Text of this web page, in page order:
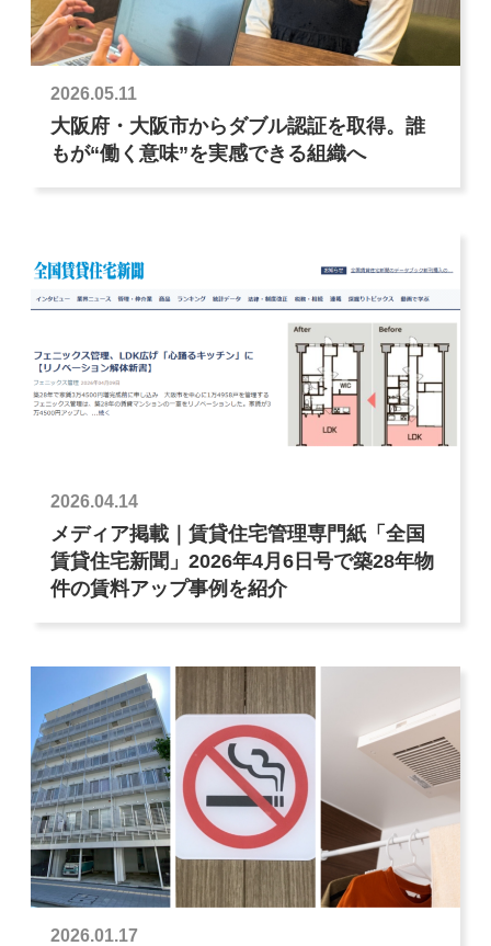
2026.05.11
大阪府・大阪市からダブル認証を取得。誰
もが“働く意味”を実感できる組織へ
2026.04.14
メディア掲載｜賃貸住宅管理専門紙「全国
賃貸住宅新聞」2026年4月6日号で築28年物
件の賃料アップ事例を紹介
2026.01.17